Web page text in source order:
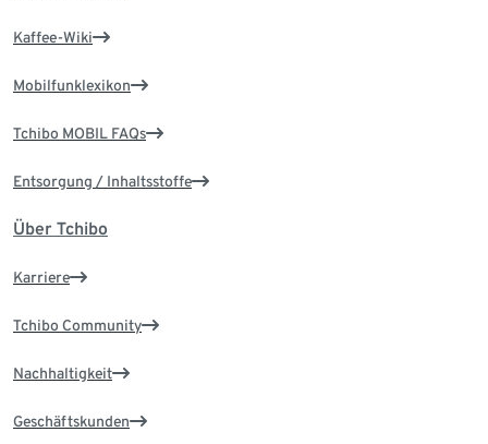
Kaffee-Wiki
Mobilfunklexikon
Tchibo MOBIL FAQs
Entsorgung / Inhaltsstoffe
Über Tchibo
Karriere
Tchibo Community
Nachhaltigkeit
Geschäftskunden